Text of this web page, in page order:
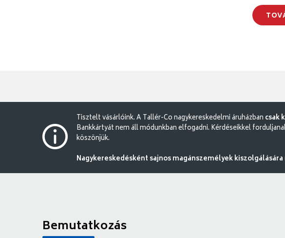
Tisztelt vásárlóink. A Tallér-Co nagykereskedelmi áruházban csak
Bankkártyát nem áll módunkban elfogadni. Kérdéseikkel
köszönjük.
Nagykereskedésként sajnos magánszemélyek
Bemutatkozás